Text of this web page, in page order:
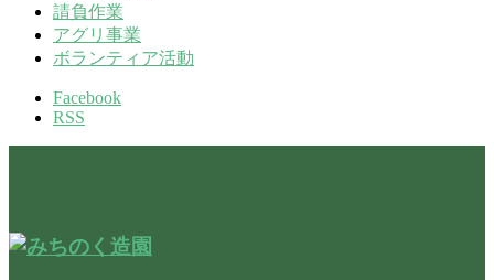
請負作業
アグリ事業
ボランティア活動
Facebook
RSS